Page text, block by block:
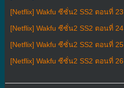
[Netflix] Wakfu ซีซั่น2 SS2 ตอนที่
[Netflix] Wakfu ซีซั่น2 SS2 ตอนที่
[Netflix] Wakfu ซีซั่น2 SS2 ตอนที่
[Netflix] Wakfu ซีซั่น2 SS2 ตอนที่